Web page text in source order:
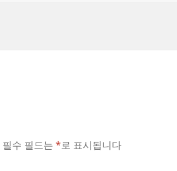
필수 필드는*로 표시됩니다